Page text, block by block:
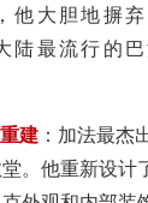
他大胆地摒
陆最流行的
建 ：加法最杰
。他重新设计